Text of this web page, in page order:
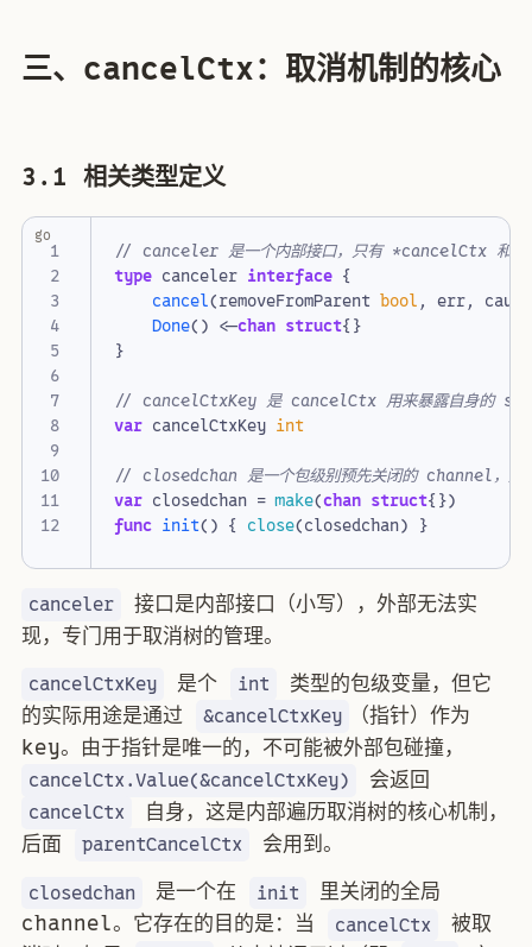
三、cancelCtx：取消机制的核心
3.1 相关类型定义
1
2
4
5
6
7
8
9
10
11
12
// canceler 是一个内部接口，只有 *cancelCtx 和
type canceler interface {
cancel(removeFromParent bool, err, cause
Done() <-chan struct{}
}
// cancelCtxKey 是 cancelCtx 用来暴露自身的
var cancelCtxKey int
// closedchan 是一个包级别预先关闭的 channel，用
var closedchan = make(chan struct{})
func init() { close(closedchan) }
go
canceler
接口是内部接口（小写），外部无法实
现，专门用于取消树的管理。
cancelCtxKey 是个 int
类型的包级变量，但它
的实际用途是通过
&cancelCtxKey
（指针）作为
key。由于指针是唯一的，不可能被外部包碰撞，
cancelCtx.Value(&cancelCtxKey) 会返回
cancelCtx
自身，这是内部遍历取消树的核心机制，
后面
parentCancelCtx 会用到。
closedchan 是一个在 init
里关闭的全局
channel。它存在的目的是：当
cancelCtx
被取